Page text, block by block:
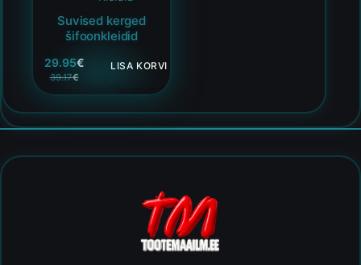
Suvised kerged
šifoonkleidid
39.17€
29.95€ LISA KORVI